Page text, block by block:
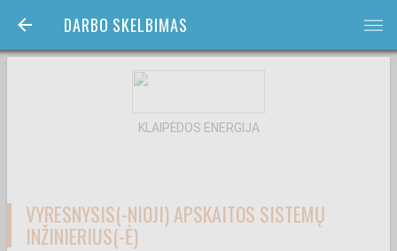
DARBO SKELBIMAS bars
KLAIPĖDOS ENERGIJA
VYRESNYSIS(-NIOJI) APSKAITOS SISTEMŲ
INŽINIERIUS(-Ė)